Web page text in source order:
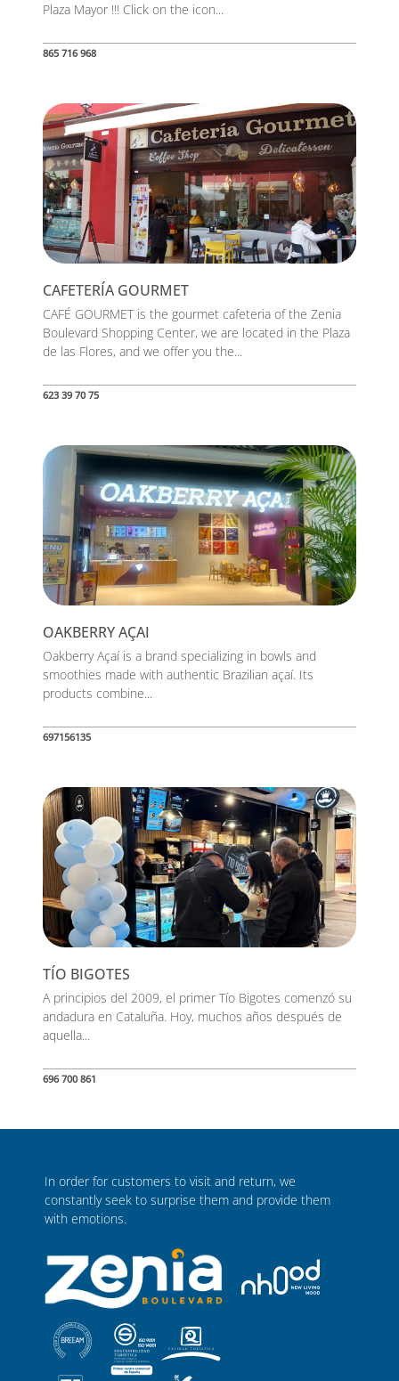
Plaza Mayor !!! Click on the icon...
865 716 968
CAFETERÍA GOURMET
CAFÉ GOURMET is the gourmet cafeteria of the Zenia
Boulevard Shopping Center, we are located in the Plaza
de las Flores, and we offer you the...
623 39 70 75
OAKBERRY AÇAI
Oakberry Açaí is a brand specializing in bowls and
smoothies made with authentic Brazilian açaí. Its
products combine...
697156135
TÍO BIGOTES
A principios del 2009, el primer Tío Bigotes comenzó su
andadura en Cataluña. Hoy, muchos años después de
aquella...
696 700 861
In order for customers to visit and return, we
constantly seek to surprise them and provide them
with emotions.